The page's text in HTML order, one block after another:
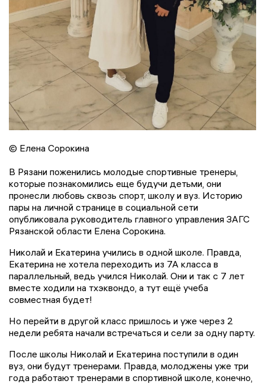
© Елена Сорокина
В Рязани поженились молодые спортивные тренеры,
которые познакомились еще будучи детьми, они
пронесли любовь сквозь спорт, школу и вуз. Историю
пары на личной странице в социальной сети
опубликовала руководитель главного управления ЗАГС
Рязанской области Елена Сорокина.
Николай и Екатерина учились в одной школе. Правда,
Екатерина не хотела переходить из 7А класса в
параллельный, ведь учился Николай. Они и так с 7 лет
вместе ходили на тхэквондо, а тут ещё учеба
совместная будет!
Но перейти в другой класс пришлось и уже через 2
недели ребята начали встречаться и сели за одну парту.
После школы Николай и Екатерина поступили в один
вуз, они будут тренерами. Правда, молоджены уже три
года работают тренерами в спортивной школе, конечно,